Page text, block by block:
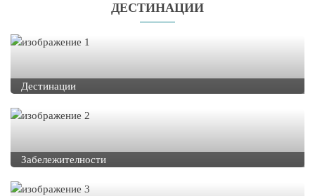
ДЕСТИНАЦИИ
Дестинации
Забележителности